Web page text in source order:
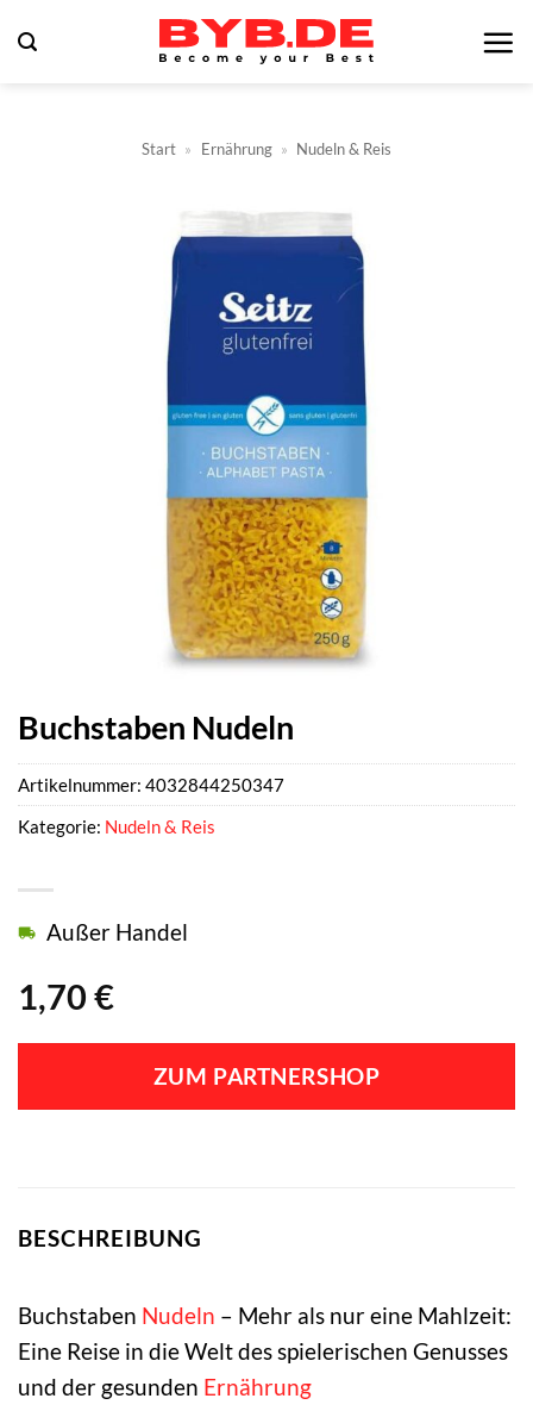
Inhalt
Start » Ernährung » Nudeln & Reis
Buchstaben Nudeln
1,70 €
Außer Handel
ZUM PARTNERSHOP
Artikelnummer: 4032844250347
Kategorie: Nudeln & Reis
BESCHREIBUNG
Buchstaben Nudeln – Mehr als nur eine Mahlzeit:
Eine Reise in die Welt des spielerischen Genusses
und der gesunden Ernährung